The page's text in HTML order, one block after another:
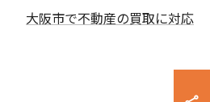
大阪市で不動産の買取に対応